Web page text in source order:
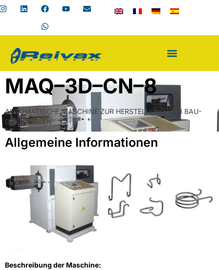
MAQ–3D–CN–8
AUTOMATISCHE MASCHINE ZUR HERSTELLUNG VON BAU-
DRAHTTEILEN
Allgemeine Informationen
Beschreibung der Maschine: